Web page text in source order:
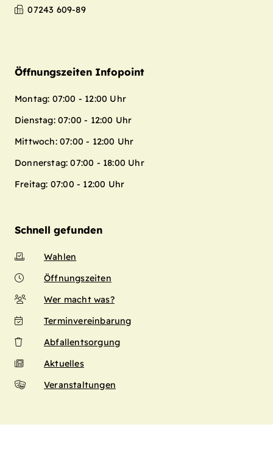
07243 609-89
Öffnungszeiten Infopoint
Montag: 07:00 - 12:00 Uhr
Dienstag: 07:00 - 12:00 Uhr
Mittwoch: 07:00 - 12:00 Uhr
Donnerstag: 07:00 - 18:00 Uhr
Freitag: 07:00 - 12:00 Uhr
Schnell gefunden
Wahlen
Öffnungszeiten
Wer macht was?
Terminvereinbarung
Abfallentsorgung
Aktuelles
Veranstaltungen